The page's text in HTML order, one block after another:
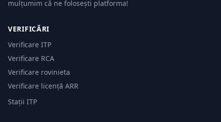
mulțumim că ne folosești platforma!
VERIFICĂRI
Verificare ITP
Verificare RCA
Verificare rovinieta
Verificare licență ARR
Stații ITP